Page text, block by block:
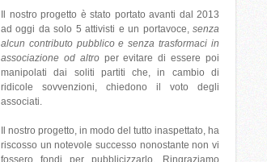
Il nostro progetto è stato portato avanti dal 2013
ad oggi da solo 5 attivisti e un portavoce, senza
alcun contributo pubblico e senza trasformaci in
associazione od altroper evitare di essere poi
manipolati dai soliti partiti che, in cambio di
ridicole sovvenzioni, chiedono il voto degli
associati.
Il nostro progetto, in modo del tutto inaspettato, ha
riscosso un notevole successo nonostante non vi
fossero fondi per pubblicizzarlo. Ringraziamo